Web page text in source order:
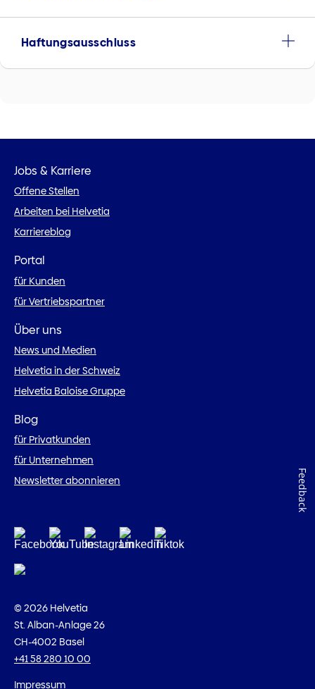
Haftungsausschluss
Jobs & Karriere
Offene Stellen
Arbeiten bei Helvetia
Karriereblog
Portal
für Kunden
für Vertriebspartner
Über uns
News und Medien
Helvetia in der Schweiz
Helvetia Baloise Gruppe
Blog
für Privatkunden
für Unternehmen
Newsletter abonnieren
© 2026 Helvetia
St. Alban-Anlage 26
CH-4002 Basel
+41 58 280 10 00
Impressum
Feedback